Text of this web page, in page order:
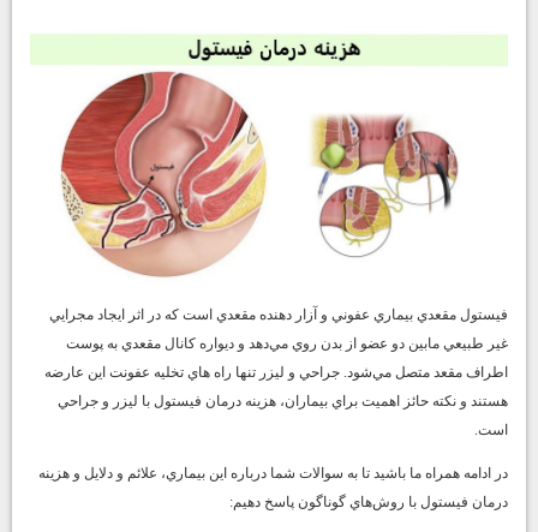
فيستول مقعدي بيماري عفوني و آزار دهنده مقعدي است كه در اثر ايجاد مجرايي
غير طبيعي مابين دو عضو از بدن روي مي‌دهد و ديواره كانال مقعدي به پوست
اطراف مقعد متصل مي‌شود. جراحي و ليزر تنها راه هاي تخليه عفونت اين عارضه
هستند و نكته حائز اهميت براي بيماران، هزينه درمان فيستول با ليزر و جراحي
است.
در ادامه همراه ما باشيد تا به سوالات شما درباره اين بيماري، علائم و دلايل و هزينه
درمان فيستول با روش‌هاي گوناگون پاسخ دهيم: